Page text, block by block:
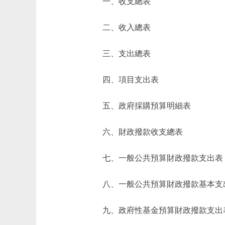
二、收入總表
三、支出總表
四、項目支出表
五、政府採購預算明細表
六、財政撥款收支總表
七、一般公共預算財政撥款支出表
八、一般公共預算財政撥款基本支
九、政府性基金預算財政撥款支出